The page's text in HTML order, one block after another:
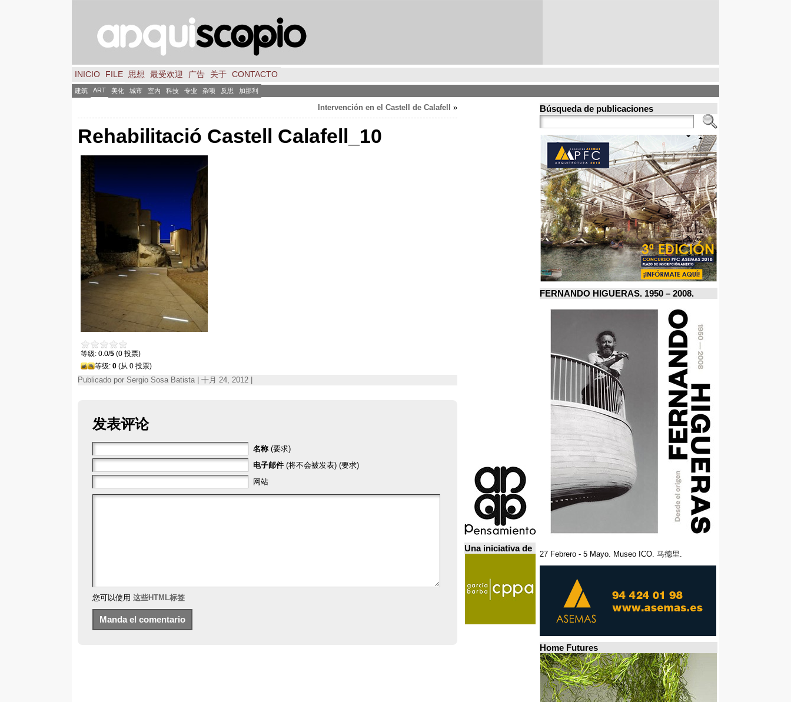
INICIO FILE 思想 最受欢迎 广告 关于 CONTACTO
建筑 ART 美化 城市 室内 科技 专业 杂项 反思 加那利
Intervención en el Castell de Calafell »
Rehabilitació Castell Calafell_10
等级: 0.0/5 (0 投票)
等级: 0 (从 0 投票)
Publicado por Sergio Sosa Batista | 十月 24, 2012 |
发表评论
名称 (要求)
电子邮件 (将不会被发表) (要求)
网站
您可以使用 这些HTML标签
Una iniciativa de
Búsqueda de publicaciones
FERNANDO HIGUERAS. 1950 – 2008.
27 Febrero - 5 Mayo. Museo ICO. 马德里.
Home Futures